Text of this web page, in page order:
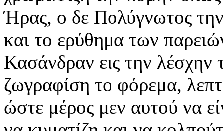
Ήρας, ο δε Πολύγνωτος
και το ερύθημα των
Κασάνδραν εις την λέσχην
ζωγραφίση το φόρεμα,
ώστε μέρος μεν αυτού να